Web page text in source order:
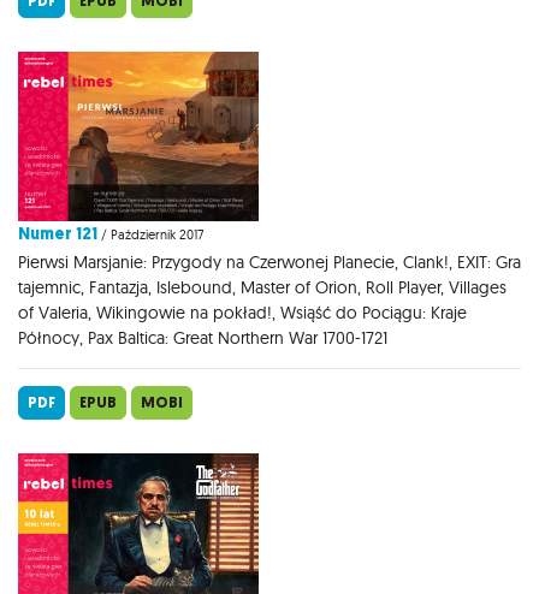
Numer 121 / Październik 2017
Pierwsi Marsjanie: Przygody na Czerwonej Planecie, Clank!, EXIT: Gra
tajemnic, Fantazja, Islebound, Master of Orion, Roll Player, Villages
of Valeria, Wikingowie na pokład!, Wsiąść do Pociągu: Kraje
Północy, Pax Baltica: Great Northern War 1700-1721
PDF EPUB MOBI